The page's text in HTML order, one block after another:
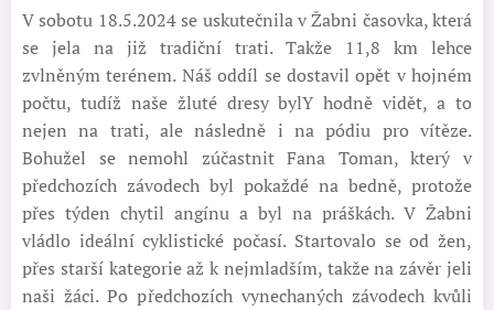
V sobotu 18.5.2024 se uskutečnila v Žabni časovka, která
se jela na již tradiční trati. Takže 11,8 km lehce
zvlněným terénem. Náš oddíl se dostavil opět v hojném
počtu, tudíž naše žluté dresy bylY hodně vidět, a to
nejen na trati, ale následně i na pódiu pro vítěze.
Bohužel se nemohl zúčastnit Fana Toman, který v
předchozích závodech byl pokaždé na bedně, protože
přes týden chytil angínu a byl na práškách. V Žabni
vládlo ideální cyklistické počasí. Startovalo se od žen,
přes starší kategorie až k nejmladším, takže na závěr jeli
naši žáci. Po předchozích vynechaných závodech kvůli